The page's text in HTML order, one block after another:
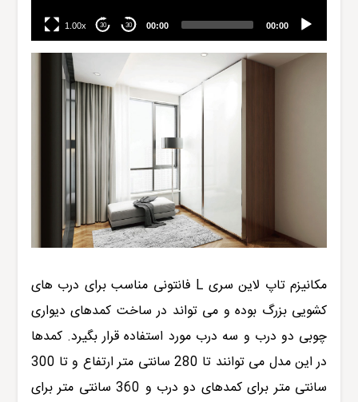
00:00
00:00
30
30
1.00x
مکانیزم تاپ لاین سری L فانتونی مناسب برای درب های
کشویی بزرگ بوده و می تواند در ساخت کمدهای دیواری
چوبی دو درب و سه درب مورد استفاده قرار بگیرد. کمدها
در این مدل می توانند تا 280 سانتی متر ارتفاع و تا 300
سانتی متر برای کمدهای دو درب و 360 سانتی متر برای